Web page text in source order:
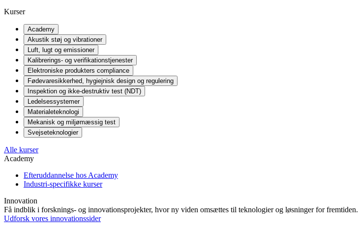
Kurser
Academy
Akustik støj og vibrationer
Luft, lugt og emissioner
Kalibrerings- og verifikationstjenester
Elektroniske produkters compliance
Fødevaresikkerhed, hygiejnisk design og regulering
Inspektion og ikke-destruktiv test (NDT)
Ledelsessystemer
Materialeteknologi
Mekanisk og miljømæssig test
Svejseteknologier
Alle kurser
Academy
Efteruddannelse hos Academy
Industri-specifikke kurser
Innovation
Få indblik i forsknings- og innovationsprojekter, hvor ny viden omsættes til teknologier og løsninger for fremtiden.
Udforsk vores innovationssider